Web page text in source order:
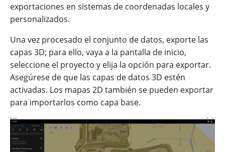
exportaciones en sistemas de coordenadas locales y
personalizados.
Una vez procesado el conjunto de datos, exporte las
capas 3D; para ello, vaya a la pantalla de inicio,
seleccione el proyecto y elija la opción para exportar.
Asegúrese de que las capas de datos 3D estén
activadas. Los mapas 2D también se pueden exportar
para importarlos como capa base.